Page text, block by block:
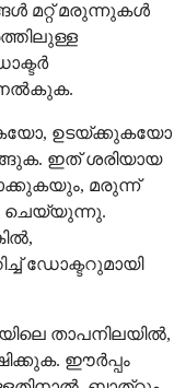
മറ്റ് മരുന്നുകൾ
നൽകുക.
ഉടയ്ക്കുകയോ
ഇത് ശരിയായ
മരുന്ന്
ചെയ്യുന്നു.
ഡോക്ടറുമായി
താപനിലയിൽ,
ഈർപ്പം